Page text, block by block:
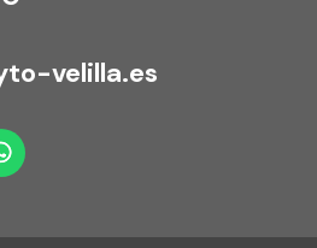
velilla.es